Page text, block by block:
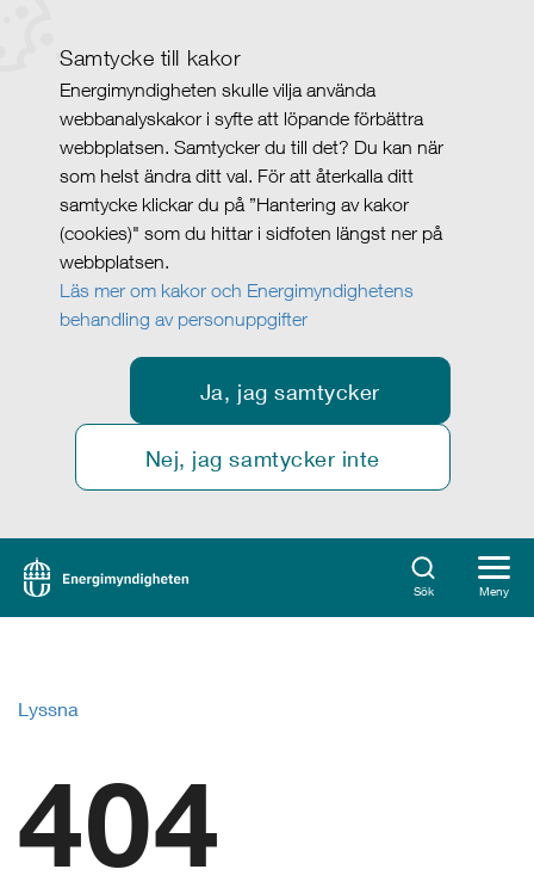
Samtycke till kakor
Energimyndigheten skulle vilja använda
webbanalyskakor i syfte att löpande förbättra
webbplatsen. Samtycker du till det? Du kan när
som helst ändra ditt val. För att återkalla ditt
samtycke klickar du på ”Hantering av kakor
(cookies)" som du hittar i sidfoten längst ner på
webbplatsen.
Läs mer om kakor och Energimyndighetens
behandling av personuppgifter
Ja, jag samtycker
Nej, jag samtycker inte
Sök Meny
Lyssna
404